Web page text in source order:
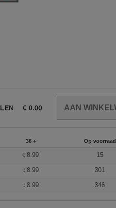
€ 0.00
36 + Op voorraad
€8.99 15
€8.99 301
€8.99 346